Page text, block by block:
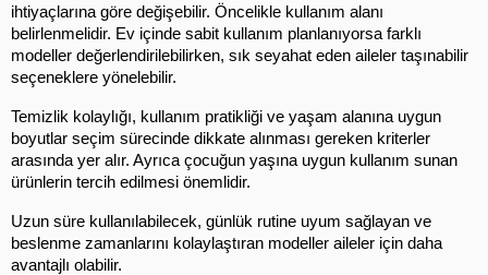
ihtiyaçlarına göre değişebilir. Öncelikle kullanım alanı
belirlenmelidir. Ev içinde sabit kullanım planlanıyorsa farklı
modeller değerlendirilebilirken, sık seyahat eden aileler taşınabilir
seçeneklere yönelebilir.
Temizlik kolaylığı, kullanım pratikliği ve yaşam alanına uygun
boyutlar seçim sürecinde dikkate alınması gereken kriterler
arasında yer alır. Ayrıca çocuğun yaşına uygun kullanım sunan
ürünlerin tercih edilmesi önemlidir.
Uzun süre kullanılabilecek, günlük rutine uyum sağlayan ve
beslenme zamanlarını kolaylaştıran modeller aileler için daha
avantajlı olabilir.